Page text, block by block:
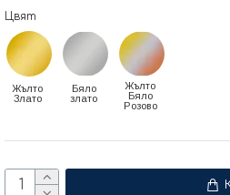
Цвят
Жълто
Злато
Бяло
злато
Жълто
Бяло
Розово